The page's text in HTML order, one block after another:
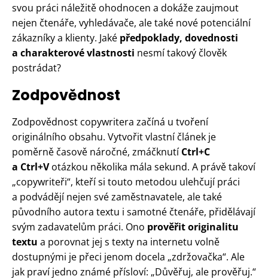
svou práci náležitě ohodnocen a dokáže zaujmout
nejen čtenáře, vyhledávače, ale také nové potenciální
zákazníky a klienty. Jaké předpoklady, dovednosti
a charakterové vlastnosti nesmí takový člověk
postrádat?
Zodpovědnost
Zodpovědnost copywritera začíná u tvoření
originálního obsahu. Vytvořit vlastní článek je
poměrně časově náročné, zmáčknutíCtrl+C
a Ctrl+Votázkou několika mála sekund. A právě takoví
„copywriteři“, kteří si touto metodou ulehčují práci
a podvádějí nejen své zaměstnavatele, ale také
původního autora textu i samotné čtenáře, přidělávají
svým zadavatelům práci. Ono prověřit originalitu
textu a porovnat jej s texty na internetu volně
dostupnými je přeci jenom docela „zdržovačka“. Ale
jak praví jedno známé přísloví: „Důvěřuj, ale prověřuj.“